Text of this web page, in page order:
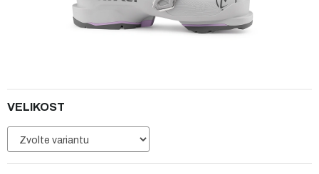
VELIKOST